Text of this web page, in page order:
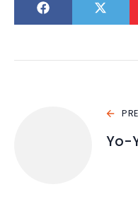
Yo-